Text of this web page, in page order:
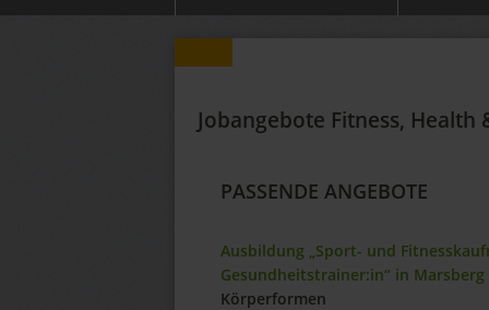
Jobangebote Fitness, Health
PASSENDE ANGEBOTE
Ausbildung „Sport- und
Gesundheitstrainer:in“ in Marsberg
Körperformen